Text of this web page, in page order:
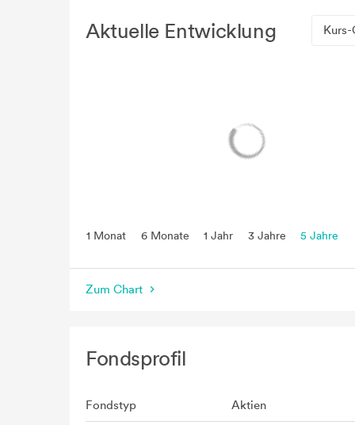
Aktuelle Entwicklung Kurs-
1 Monat 6 Monate 1 Jahr 3 Jahre 5 Jahre
Zum Chart
Fondsprofil
Fondstyp Aktien